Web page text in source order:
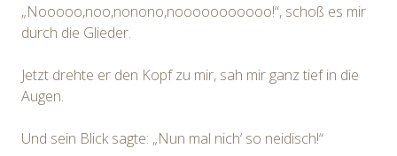
„Nooooo,noo,nonono,nooooooooooo!“, schoß es mir
durch die Glieder.
Jetzt drehte er den Kopf zu mir, sah mir ganz tief in die
Augen.
Und sein Blick sagte: „Nun mal nich‘ so neidisch!“